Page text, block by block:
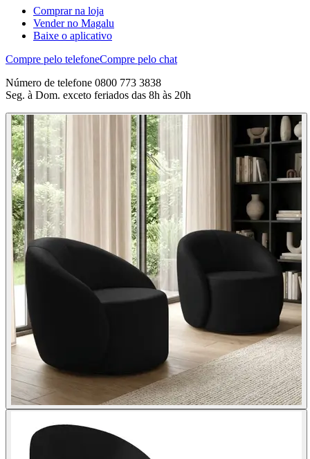
Comprar na loja
Vender no Magalu
Baixe o aplicativo
Compre pelo telefoneCompre pelo chat
Número de telefone 0800 773 3838
Seg. à Dom. exceto feriados das 8h às 20h